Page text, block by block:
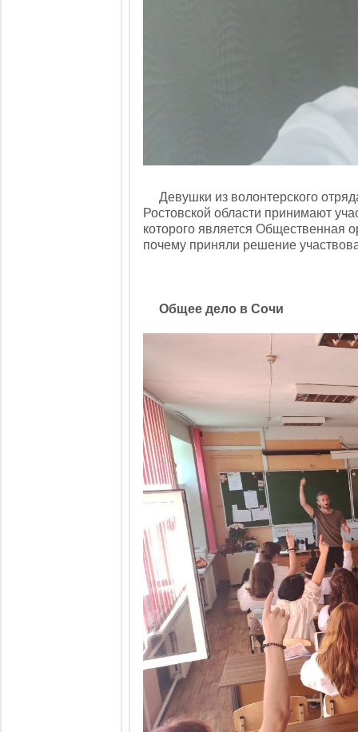
Девушки из волонтерского
Ростовской области принимают
которого является Общественная
почему приняли решение
Общее дело в Сочи